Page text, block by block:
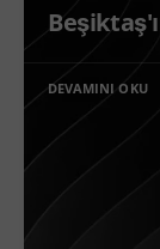
DEVAMINI OKU